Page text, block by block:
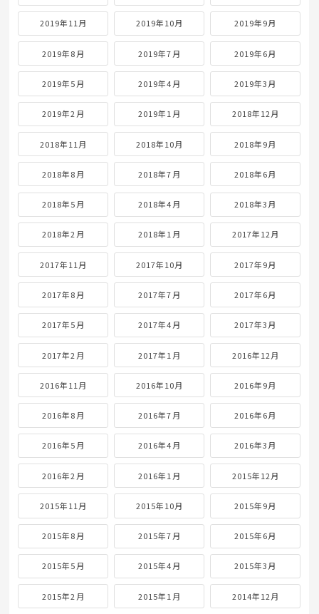
2019年11月 2019年10月 2019年9月
2019年8月 2019年7月 2019年6月
2019年5月 2019年4月 2019年3月
2019年2月 2019年1月 2018年12月
2018年11月 2018年10月 2018年9月
2018年8月 2018年7月 2018年6月
2018年5月 2018年4月 2018年3月
2018年2月 2018年1月 2017年12月
2017年11月 2017年10月 2017年9月
2017年8月 2017年7月 2017年6月
2017年5月 2017年4月 2017年3月
2017年2月 2017年1月 2016年12月
2016年11月 2016年10月 2016年9月
2016年8月 2016年7月 2016年6月
2016年5月 2016年4月 2016年3月
2016年2月 2016年1月 2015年12月
2015年11月 2015年10月 2015年9月
2015年8月 2015年7月 2015年6月
2015年5月 2015年4月 2015年3月
2015年2月 2015年1月 2014年12月